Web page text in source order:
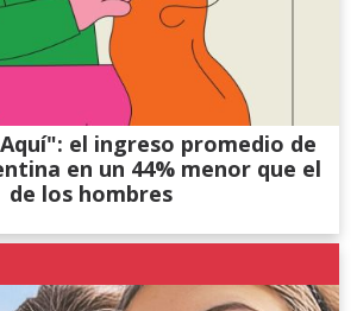
el ingreso promedio de
en un 44% menor que el
de los hombres